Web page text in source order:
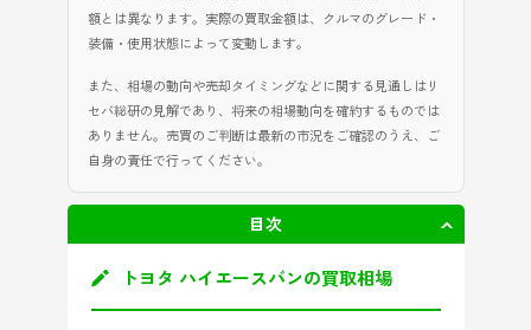
額とは異なります。実際の買取金額は、クルマのグレード・
装備・使用状態によって変動します。
また、相場の動向や売却タイミングなどに関する見通しはリ
セバ総研の見解であり、将来の相場動向を確約するものでは
ありません。売買のご判断は最新の市況をご確認のうえ、ご
自身の責任で行ってください。
目次 非表示
トヨタ ハイエースバンの買取相場